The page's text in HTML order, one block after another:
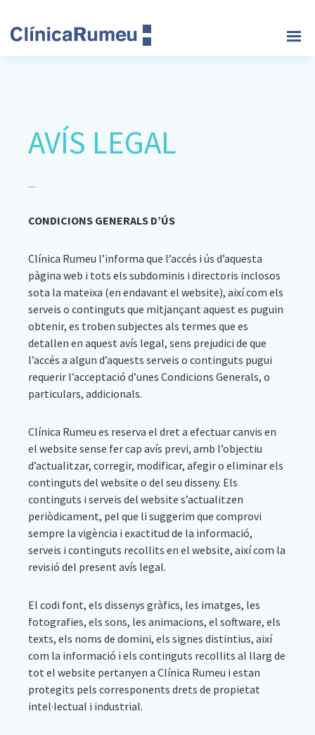
to
main
to
primary
to
footer
Clinica
AVÍS LEGAL
CONDICIONS GENERALS D’ÚS
Clínica Rumeu l’informa que l’accés i ús d’aquesta
pàgina web i tots els subdominis i directoris inclosos
sota la mateixa (en endavant el website), així com els
serveis o continguts que mitjançant aquest es puguin
obtenir, es troben subjectes als termes que es
detallen en aquest avís legal, sens prejudici de que
l’accés a algun d’aquests serveis o continguts pugui
requerir l’acceptació d’unes Condicions Generals, o
particulars, addicionals.
Clínica Rumeu es reserva el dret a efectuar canvis en
el website sense fer cap avís previ, amb l’objectiu
d’actualitzar, corregir, modificar, afegir o eliminar els
continguts del website o del seu disseny. Els
continguts i serveis del website s’actualitzen
periòdicament, pel que li suggerim que comprovi
sempre la vigència i exactitud de la informació,
serveis i continguts recollits en el website, així com la
revisió del present avís legal.
El codi font, els dissenys gràfics, les imatges, les
fotografies, els sons, les animacions, el software, els
texts, els noms de domini, els signes distintius, així
com la informació i els continguts recollits al llarg de
tot el website pertanyen a Clínica Rumeu i estan
protegits pels corresponents drets de propietat
intel·lectual i industrial.